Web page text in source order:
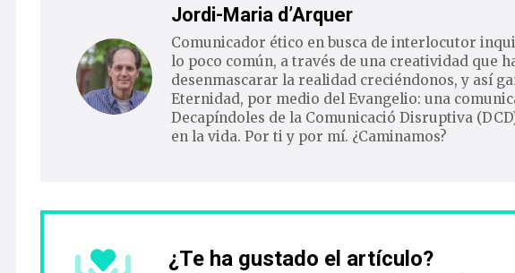
Jordi-Maria d’Arquer
Comunicador ético en busca de interlocutor
lo poco común, a través de una creatividad que
desenmascarar la realidad creciéndonos, y así
Eternidad, por medio del Evangelio: una
Decapíndoles de la Comunicació Disruptiva
en la vida. Por ti y por mí. ¿Caminamos?
¿Te ha gustado el artículo?